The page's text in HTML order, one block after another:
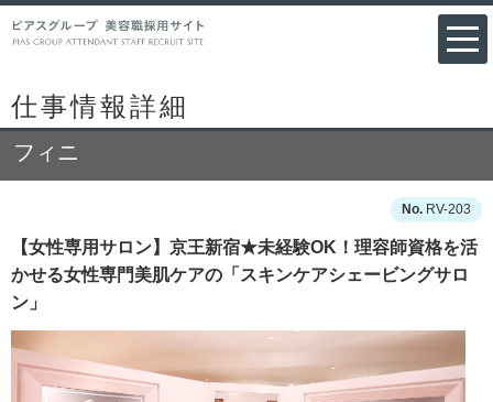
仕事情報詳細
フィニ
RV-203
【女性専用サロン】京王新宿★未経験OK！理容師資格を活
かせる女性専門美肌ケアの「スキンケアシェービングサロ
ン」